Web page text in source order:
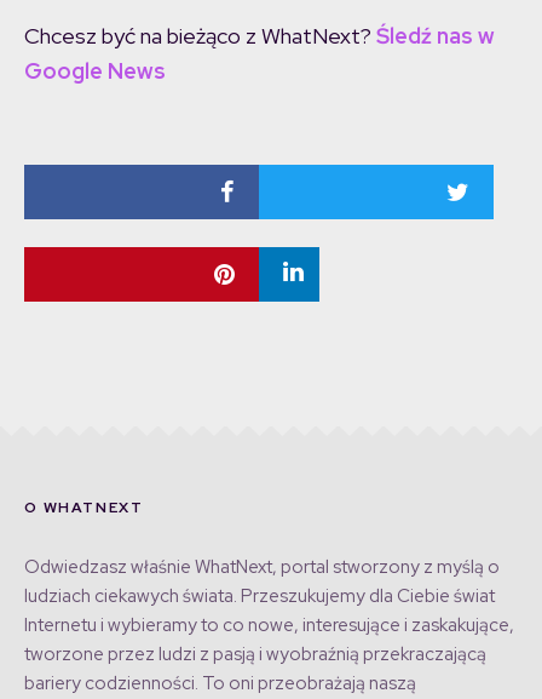
Chcesz być na bieżąco z WhatNext? Śledź nas w
Google News
O WHATNEXT
Odwiedzasz właśnie WhatNext, portal stworzony z myślą o
ludziach ciekawych świata. Przeszukujemy dla Ciebie świat
Internetu i wybieramy to co nowe, interesujące i zaskakujące,
tworzone przez ludzi z pasją i wyobraźnią przekraczającą
bariery codzienności. To oni przeobrażają naszą